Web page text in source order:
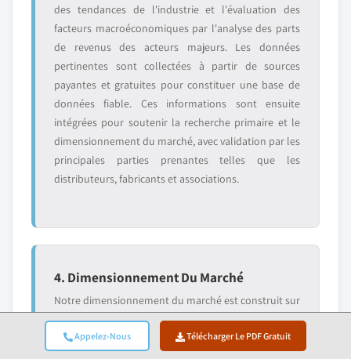
Appelez-Nous Télécharger Le PDF Gratuit
des tendances de l'industrie et l'évaluation des
facteurs macroéconomiques par l'analyse des parts
de revenus des acteurs majeurs. Les données
pertinentes sont collectées à partir de sources
payantes et gratuites pour constituer une base de
données fiable. Ces informations sont ensuite
intégrées pour soutenir la recherche primaire et le
dimensionnement du marché, avec validation par les
principales parties prenantes telles que les
distributeurs, fabricants et associations.
4. Dimensionnement Du Marché
Notre dimensionnement du marché est construit sur
une approche ascendante, en commençant par les
données de revenus des entreprises collectées